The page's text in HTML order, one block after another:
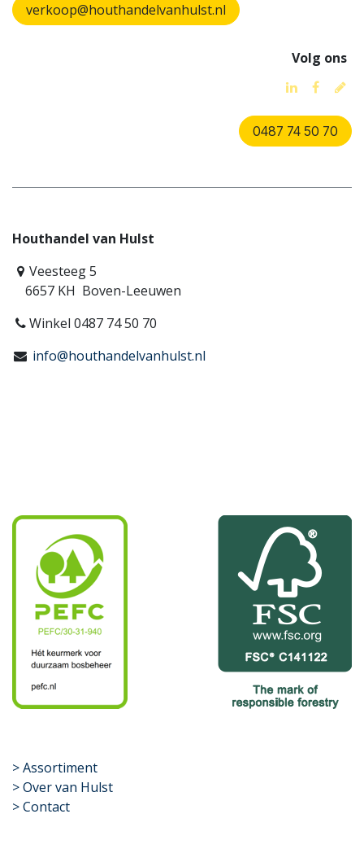
verkoop@houthandelvanhulst.nl
Volg ons
0487 74 50 70
Houthandel van Hulst
Veesteeg 5
6657 KH Boven-Leeuwen
Winkel 0487 74 50 70
info@houthandelvanhulst.nl
​>Assortiment
> Over van Hulst
> Contact